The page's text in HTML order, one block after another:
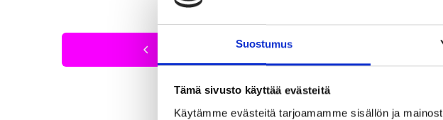
Suostumus
Tämä sivusto käyttää evästeitä
Käytämme evästeitä tarjoamamme sisällön ja